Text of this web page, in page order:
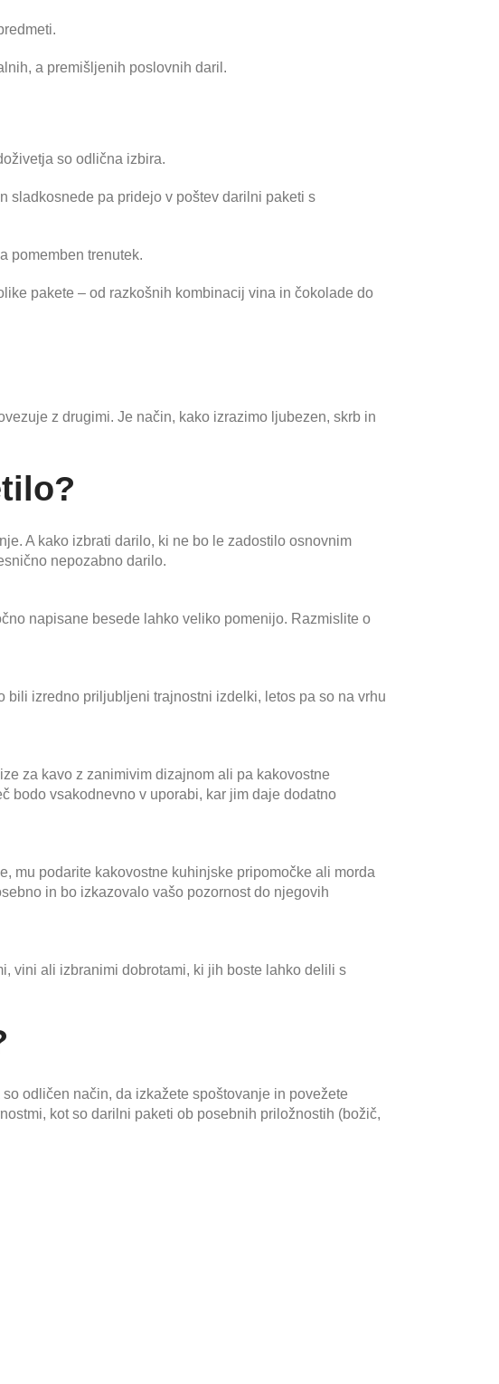
a premišljenih poslovnih daril.
so odlična izbira.
sladkosnede pa pridejo v poštev darilni paketi s
pomemben trenutek.
pakete – od razkošnih kombinacij vina in čokolade do
z drugimi. Je način, kako izrazimo ljubezen, skrb in
A kako izbrati darilo, ki ne bo le zadostilo osnovnim
nepozabno darilo.
napisane besede lahko veliko pomenijo. Razmislite o
bili izredno priljubljeni trajnostni izdelki, letos pa so na vrhu
za kavo z zanimivim dizajnom ali pa kakovostne
bodo vsakodnevno v uporabi, kar jim daje dodatno
mu podarite kakovostne kuhinjske pripomočke ali morda
in bo izkazovalo vašo pozornost do njegovih
vini ali izbranimi dobrotami, ki jih boste lahko delili s
odličen način, da izkažete spoštovanje in povežete
kot so darilni paketi ob posebnih priložnostih (božič,